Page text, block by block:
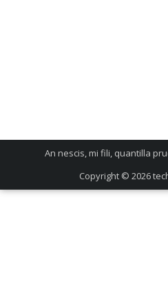
An nescis, mi fili, quantilla
Copyright © 2026